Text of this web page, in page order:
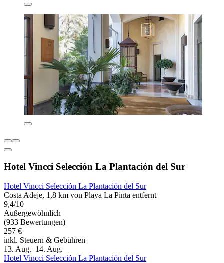
Hotel Vincci Selección La Plantación del Sur
Hotel Vincci Selección La Plantación del Sur
Costa Adeje, 1,8 km von Playa La Pinta entfernt
9,4/10
Außergewöhnlich
(933 Bewertungen)
257 €
inkl. Steuern & Gebühren
13. Aug.–14. Aug.
Hotel Vincci Selección La Plantación del Sur